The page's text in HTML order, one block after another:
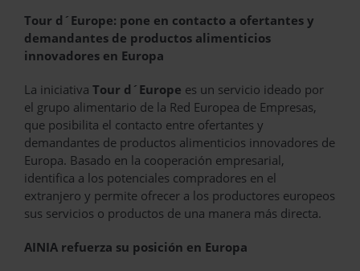
Tour d´Europe: pone en contacto a ofertantes y
demandantes de productos alimenticios
innovadores en Europa
La iniciativa Tour d´Europe es un servicio ideado por
el grupo alimentario de la Red Europea de Empresas,
que posibilita el contacto entre ofertantes y
demandantes de productos alimenticios innovadores de
Europa. Basado en la cooperación empresarial,
identifica a los potenciales compradores en el
extranjero y permite ofrecer a los productores europeos
sus servicios o productos de una manera más directa.
AINIA refuerza su posición en Europa